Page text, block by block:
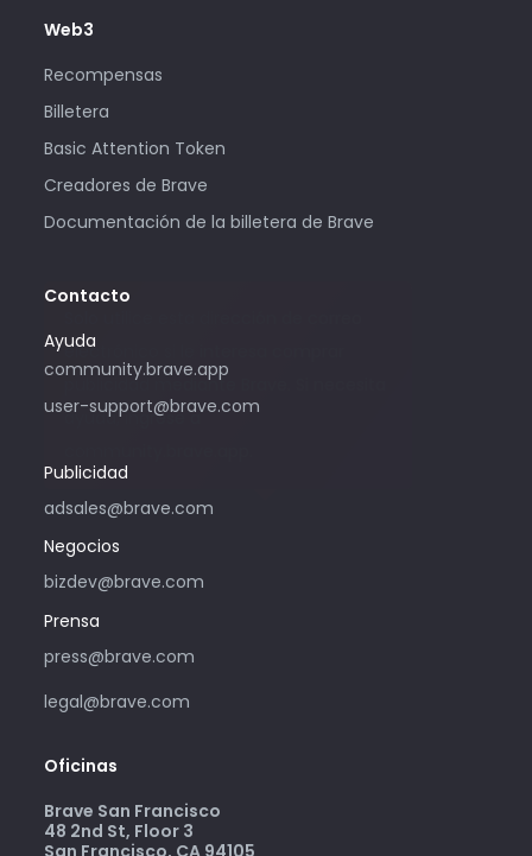
Web3
Recompensas
Billetera
Basic Attention Token
Creadores de Brave
Documentación de la billetera de Brave
Contacto
Ayuda
community.brave.app
user-support@brave.com
Publicidad
adsales@brave.com
electrónico si le interesa comprar
publicidad mediante Brave. Si necesita
ayuda, ingrese a
Negocios
bizdev@brave.com
Prensa
press@brave.com
legal@brave.com
Oficinas
Brave San Francisco
48 2nd St, Floor 3
San Francisco, CA 94105